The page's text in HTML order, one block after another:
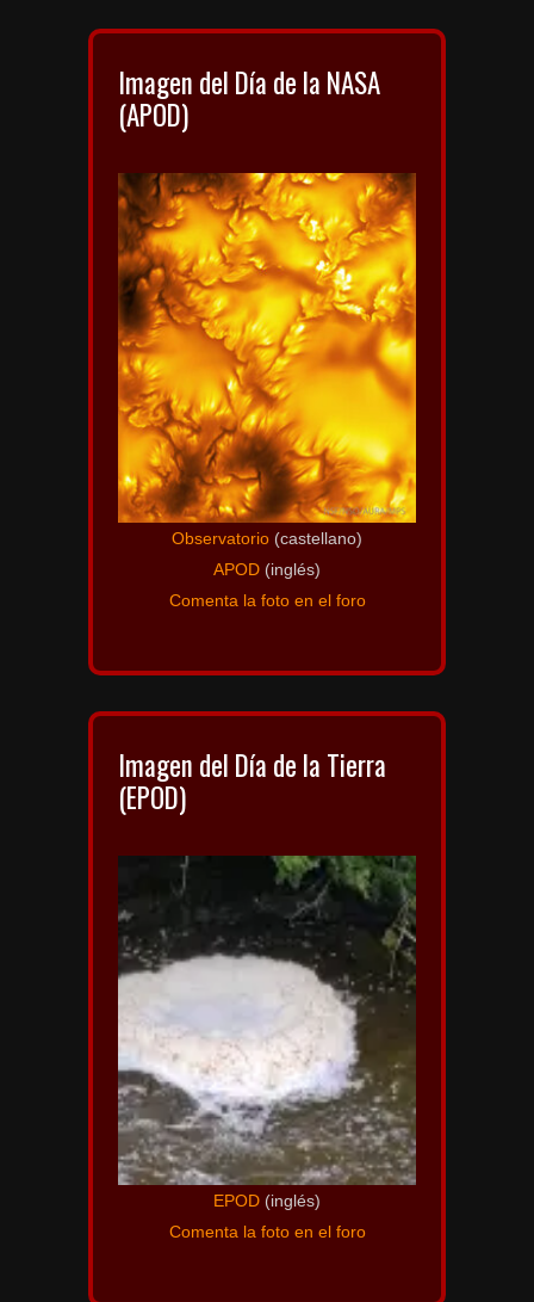
Imagen del Día de la NASA
(APOD)
Observatorio (castellano)
APOD (inglés)
Comenta la foto en el foro
Imagen del Día de la Tierra
(EPOD)
EPOD (inglés)
Comenta la foto en el foro